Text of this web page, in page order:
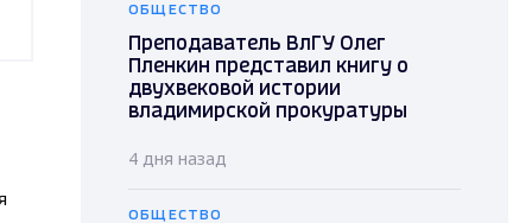
ОБЩЕСТВО
Преподаватель ВлГУ Олег
Пленкин представил книгу о
двухвековой истории
владимирской прокуратуры
4 дня назад
ОБЩЕСТВО